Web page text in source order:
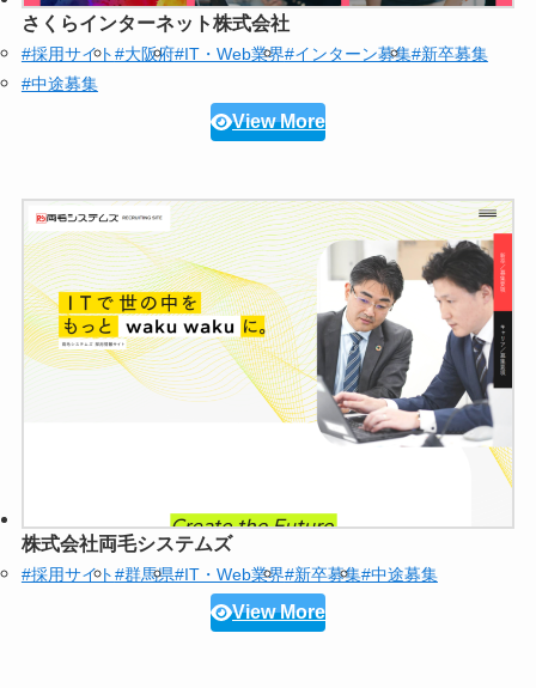
さくらインターネット株式会社
#採用サイト#大阪府#IT・Web業界#インターン募集#新卒募集
#中途募集
View More
株式会社両毛システムズ
#採用サイト#群馬県#IT・Web業界#新卒募集#中途募集
View More